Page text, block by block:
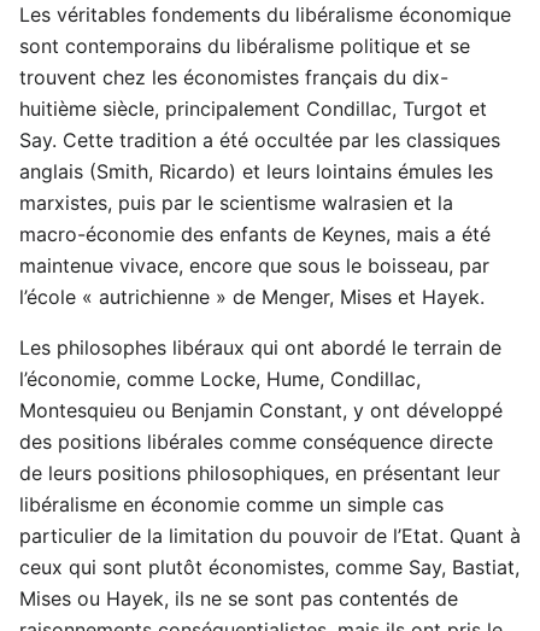
Les véritables fondements du libéralisme économique
sont contemporains du libéralisme politique et se
trouvent chez les économistes français du dix-
huitième siècle, principalement Condillac, Turgot et
Say. Cette tradition a été occultée par les classiques
anglais (Smith, Ricardo) et leurs lointains émules les
marxistes, puis par le scientisme walrasien et la
macro-économie des enfants de Keynes, mais a été
maintenue vivace, encore que sous le boisseau, par
l’école « autrichienne » de Menger, Mises et Hayek.
Les philosophes libéraux qui ont abordé le terrain de
l’économie, comme Locke, Hume, Condillac,
Montesquieu ou Benjamin Constant, y ont développé
des positions libérales comme conséquence directe
de leurs positions philosophiques, en présentant leur
libéralisme en économie comme un simple cas
particulier de la limitation du pouvoir de l’Etat. Quant à
ceux qui sont plutôt économistes, comme Say, Bastiat,
Mises ou Hayek, ils ne se sont pas contentés de